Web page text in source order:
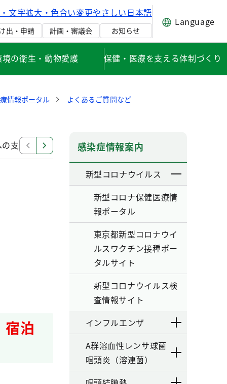
文字拡大・色合い変更やさしい日本語
出・申請 計画・審議会 お知らせ
Language
境の衛生・動物愛護 保健・医療を支える体制づくり
情報ポータル
よくあるご質問など
支援 関連リンク・その他
泊
感染症情報案内
新型コロナウイルス
新型コロナ保健医療情
報ポータル
東京都新型コロナウイ
ルスワクチン接種ポー
タルサイト
新型コロナウイルス検
査情報サイト
インフルエンザ
A群溶血性レンサ球菌
咽頭炎（溶連菌）